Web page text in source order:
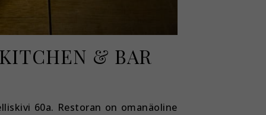
& BAR
60a. Restoran on omanäoline